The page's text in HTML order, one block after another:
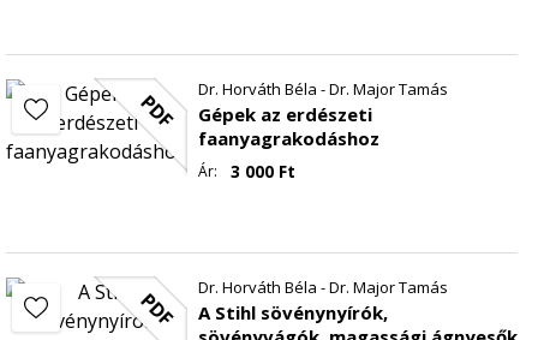
PDF Dr. Horváth Béla - Dr. Major Tamás
Gépek az erdészeti
faanyagrakodáshoz
Ár: 3 000 Ft
PDF Dr. Horváth Béla - Dr. Major Tamás
A Stihl sövénynyírók,